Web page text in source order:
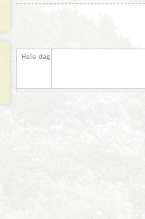
Hele dag